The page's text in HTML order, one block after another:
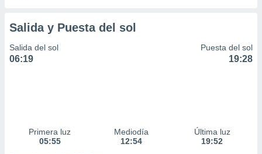
Salida y Puesta del sol
Salida del sol
06:19
Puesta del sol
19:28
Primera luz
05:55
Mediodía
12:54
Última luz
19:52